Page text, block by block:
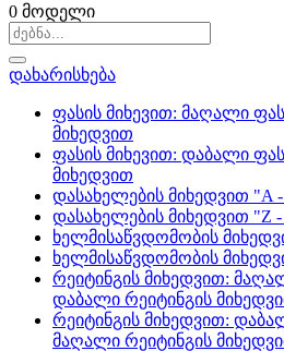
0 მოდელი
დახარისხება
ფასის მიხევით: მაღალი
მიხედვით
ფასის მიხევით: დაბალი
მიხედვით
დასახელების მიხედვით "A
დასახელების მიხედვით "Z
ხელმისაწვდომობის
ხელმისაწვდომობის
რეიტინგის მიხედვით:
დაბალი რეიტინგის
რეიტინგის მიხედვით:
მაღალი რეიტინგის